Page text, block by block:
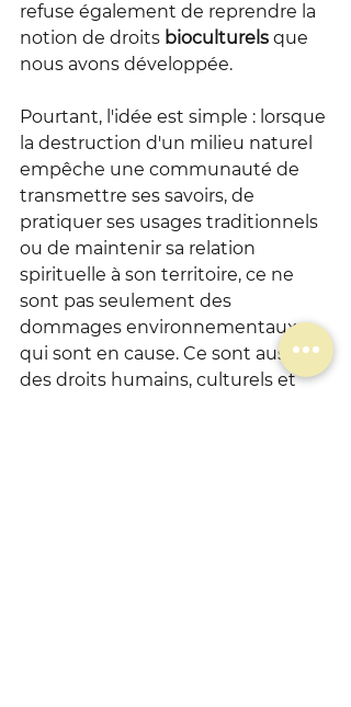
refuse également de reprendre la
notion de droits bioculturels que
nous avons développée.
Pourtant, l'idée est simple : lorsque
la destruction d'un milieu naturel
empêche une communauté de
transmettre ses savoirs, de
pratiquer ses usages traditionnels
ou de maintenir sa relation
spirituelle à son territoire, ce ne
sont pas seulement des
dommages environnementaux
qui sont en cause. Ce sont aussi
des droits humains, culturels et